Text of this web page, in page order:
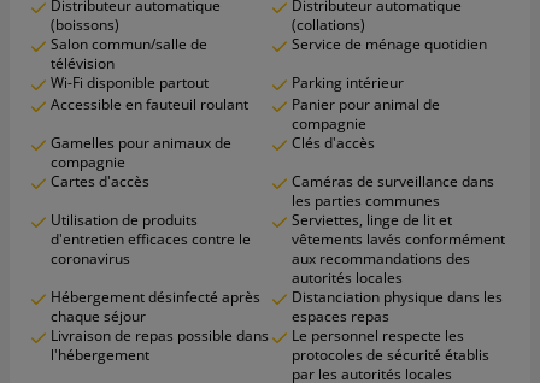
Distributeur automatique
(boissons)
Distributeur automatique
(collations)
Salon commun/salle de
télévision
Service de ménage quotidien
Wi-Fi disponible partout
Parking intérieur
Accessible en fauteuil roulant
Panier pour animal de
compagnie
Gamelles pour animaux de
compagnie
Clés d'accès
Cartes d'accès
Caméras de surveillance dans
les parties communes
Utilisation de produits
d'entretien efficaces contre le
coronavirus
Serviettes, linge de lit et
vêtements lavés conformément
aux recommandations des
autorités locales
Hébergement désinfecté après
chaque séjour
Distanciation physique dans les
espaces repas
Livraison de repas possible dans
l'hébergement
Le personnel respecte les
protocoles de sécurité établis
par les autorités locales